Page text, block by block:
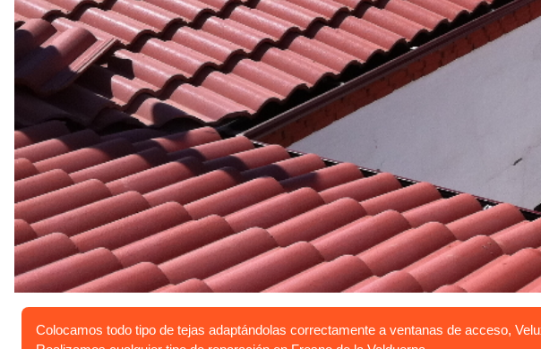
Colocamos todo tipo de tejas adaptándolas correctamente a ventanas de acceso,